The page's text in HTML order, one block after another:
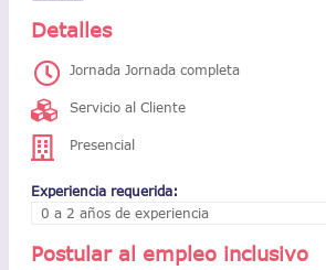
Detalles
Jornada Jornada completa
Servicio al Cliente
Presencial
Experiencia requerida:
0 a 2 años de experiencia
Postular al empleo inclusivo